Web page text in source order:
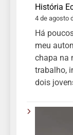
História
4 de agosto
Há
meu
chapa na
trabalho,
dois